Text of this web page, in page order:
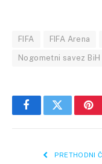
FIFA FIFA Arena
Nogometni savez BiH
FacebookTwitter
PRETHODNI